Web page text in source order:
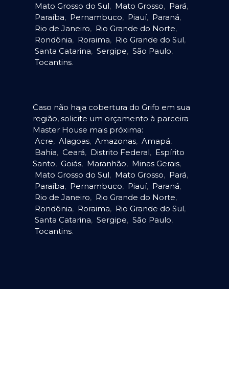
Mato Grosso do Sul, Mato Grosso, Pará,
Paraíba, Pernambuco, Piauí, Paraná,
Rio de Janeiro, Rio Grande do Norte,
Rondônia, Roraima, Rio Grande do Sul,
Santa Catarina, Sergipe, São Paulo,
Tocantins.
Caso não haja cobertura do Grifo em sua
região, solicite um orçamento à parceira
Master House mais próxima:
Acre, Alagoas, Amazonas, Amapá,
Bahia, Ceará, Distrito Federal, Espírito
Santo, Goiás, Maranhão, Minas Gerais,
Mato Grosso do Sul, Mato Grosso, Pará,
Paraíba, Pernambuco, Piauí, Paraná,
Rio de Janeiro, Rio Grande do Norte,
Rondônia, Roraima, Rio Grande do Sul,
Santa Catarina, Sergipe, São Paulo,
Tocantins.